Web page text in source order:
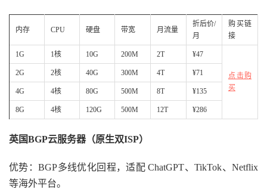
内存 CPU 硬盘 带宽 月流量
折后价/
月
购买链
接
1G 1核 10G 200M 2T ¥47
点击购
买
2G 2核 40G 300M 4T ¥71
4G 4核 80G 500M 8T ¥135
8G 4核 120G 500M 12T ¥286
英国BGP云服务器（原生双ISP）
优势：BGP多线优化回程，适配 ChatGPT、TikTok、Netflix
等海外平台。